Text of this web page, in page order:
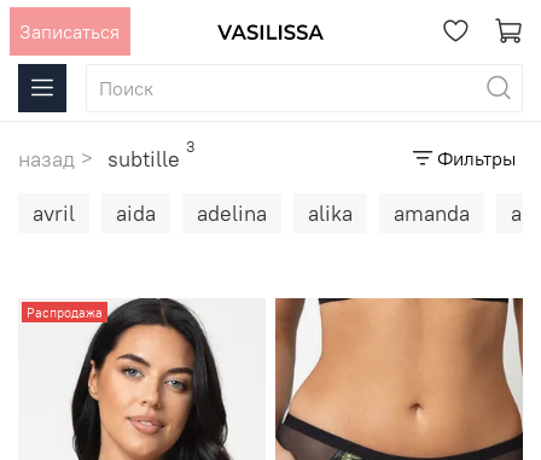
Записаться
назад subtille 3
Фильтры
avril aida adelina alika amanda
Распродажа